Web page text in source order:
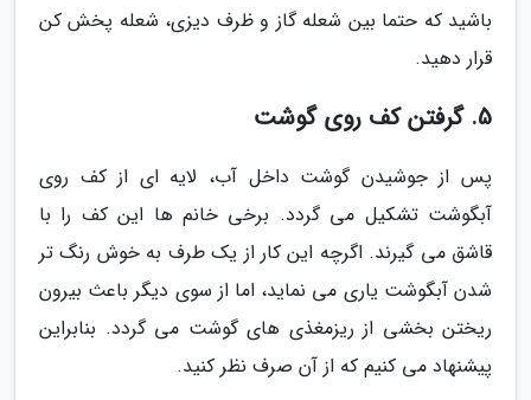
باشید که حتما بین شعله گاز و ظرف دیزی، شعله پخش کن
قرار دهید.
5. گرفتن کف روی گوشت
پس از جوشیدن گوشت داخل آب، لایه ای از کف روی
آبگوشت تشکیل می گردد. برخی خانم ها این کف را با
قاشق می گیرند. اگرچه این کار از یک طرف به خوش رنگ تر
شدن آبگوشت یاری می نماید، اما از سوی دیگر باعث بیرون
ریختن بخشی از ریزمغذی های گوشت می گردد. بنابراین
پیشنهاد می کنیم که از آن صرف نظر کنید.